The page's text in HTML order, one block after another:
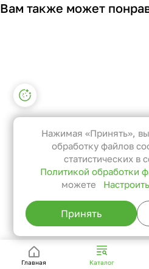
Вам также может
Главная Каталог
Настройки файлов cookie
Функциональные
Эти файлы необходимы
функционирования
могут быть отключены в
системах. Вы можете
браузер так, чтобы он
их или уведомлял вас об
использовании, но в
сайта не будут работать.
Нажимая «Принять»,
обработку файлов
статистических в
Политикой обработки
можете
Принять